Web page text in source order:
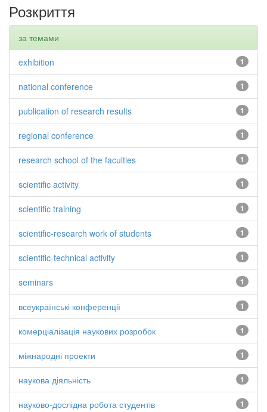
Розкриття
за темами
1
exhibition
1
national conference
1
publication of research results
1
regional conference
1
research school of the faculties
1
scientific activity
1
scientific training
1
scientific-research work of students
1
scientific-technical activity
1
seminars
1
всеукраїнські конференції
1
комерціалізація наукових розробок
1
міжнародні проекти
1
наукова діяльність
1
науково-дослідна робота студентів